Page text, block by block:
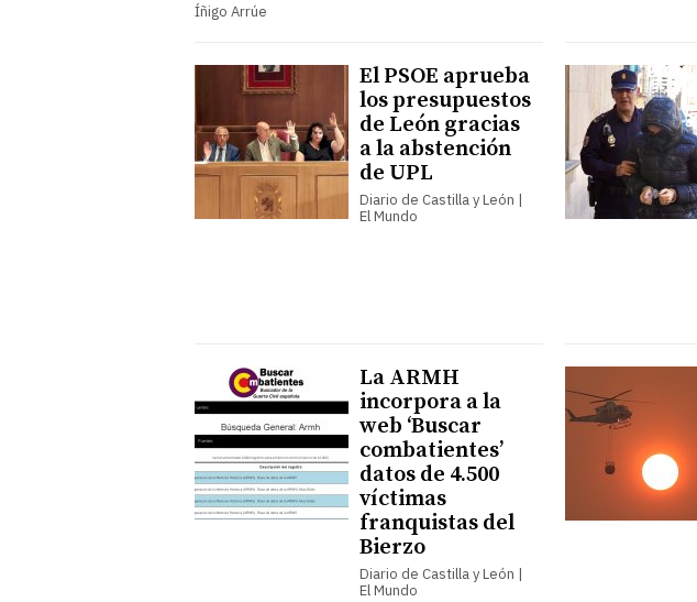
Íñigo Arrúe
El PSOE aprueba
los presupuestos
de León gracias
a la abstención
de UPL
Diario de Castilla y León |
El Mundo
La ARMH
incorpora a la
web ‘Buscar
combatientes’
datos de 4.500
víctimas
franquistas del
Bierzo
Diario de Castilla y León |
El Mundo